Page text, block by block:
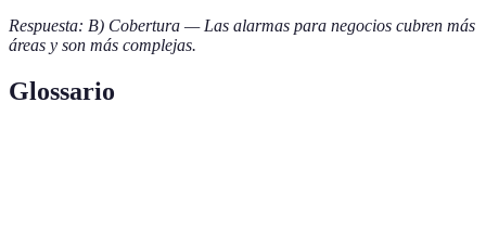
Respuesta: B) Cobertura — Las alarmas para negocios cubren más
áreas y son más complejas.
Glossario